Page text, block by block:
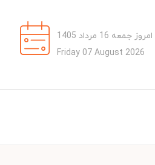
امروز جمعه 16 مرداد 1405
Friday 07 August 2026